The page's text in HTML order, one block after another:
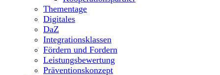
Thementage
Digitales
DaZ
Integrationsklassen
Fördern und Fordern
Leistungsbewertung
Präventionskonzept